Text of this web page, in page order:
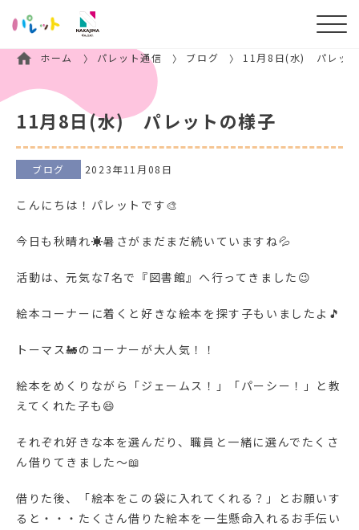
ホーム パレット通信 ブログ 11月8日(水) パレッ
11月8日(水) パレットの様子
ブログ 2023年11月08日
こんにちは！パレットです🎨
今日も秋晴れ☀暑さがまだまだ続いていますね💦
活動は、元気な7名で『図書館』へ行ってきました😉
絵本コーナーに着くと好きな絵本を探す子もいましたよ🎵
トーマス🚂のコーナーが大人気！！
絵本をめくりながら「ジェームス！」「パーシー！」と教
えてくれた子も😄
それぞれ好きな本を選んだり、職員と一緒に選んでたくさ
ん借りてきました～📖
借りた後、「絵本をこの袋に入れてくれる？」とお願いす
ると・・・たくさん借りた絵本を一生懸命入れるお手伝い